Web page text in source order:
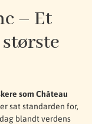
– Et
som Château
sat standarden for,
blandt verdens